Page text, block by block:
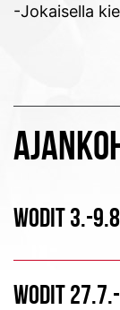
-Jokaisella
WODIT 3.-
WODIT